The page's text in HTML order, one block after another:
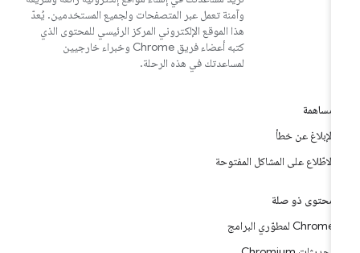
وآمنة تعمل عبر المتصفحات ولجميع المستخدمين. يُعدّ
هذا الموقع الإلكتروني المركز الرئيسي للمحتوى الذي
كتبه أعضاء فريق Chrome وخبراء خارجيين
لمساعدتك في هذه الرحلة.
مساهمة
الإبلاغ عن خطأ
الاطّلاع على المشاكل المفتوحة
محتوى ذو صلة
Chrome لمطوّري البرامج